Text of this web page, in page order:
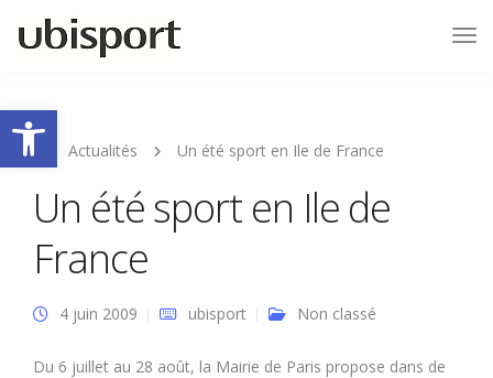
Ouvrir la barre d’outils
Actualités Un été sport en Ile de France
Un été sport en Ile de
France
4 juin 2009 ubisport Non classé
Du 6 juillet au 28 août, la Mairie de Paris propose dans de